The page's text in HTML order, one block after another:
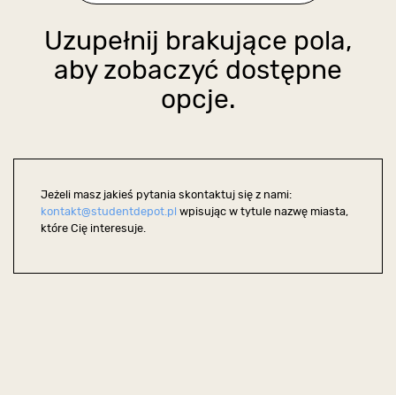
Uzupełnij brakujące pola,
aby zobaczyć dostępne
opcje.
Jeżeli masz jakieś pytania skontaktuj się z nami:
kontakt@studentdepot.pl wpisując w tytule nazwę miasta,
które Cię interesuje.